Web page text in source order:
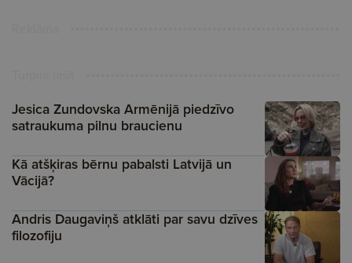
Jesica Zundovska Armēnijā piedzīvo
satraukuma pilnu braucienu
Kā atšķiras bērnu pabalsti Latvijā un
Vācijā?
Andris Daugaviņš atklāti par savu dzīves
filozofiju